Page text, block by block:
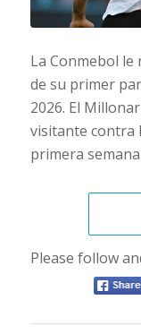
La Conmebol
de su primer
2026. El
visitante contra
primera
Please follow